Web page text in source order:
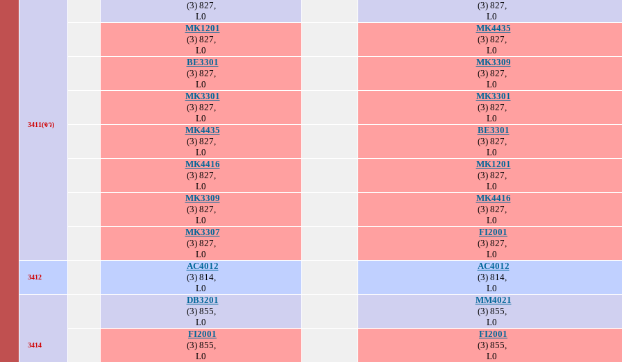
3411(จว)
(3) 827,
L0
(3) 827,
L0
MK1201
(3) 827,
L0
MK4435
(3) 827,
L0
BE3301
(3) 827,
L0
MK3309
(3) 827,
L0
MK3301
(3) 827,
L0
MK3301
(3) 827,
L0
MK4435
(3) 827,
L0
BE3301
(3) 827,
L0
MK4416
(3) 827,
L0
MK1201
(3) 827,
L0
MK3309
(3) 827,
L0
MK4416
(3) 827,
L0
MK3307
(3) 827,
L0
FI2001
(3) 827,
L0
3412
AC4012
(3) 814,
L0
AC4012
(3) 814,
L0
3414
DB3201
(3) 855,
L0
MM4021
(3) 855,
L0
FI2001
(3) 855,
L0
FI2001
(3) 855,
L0